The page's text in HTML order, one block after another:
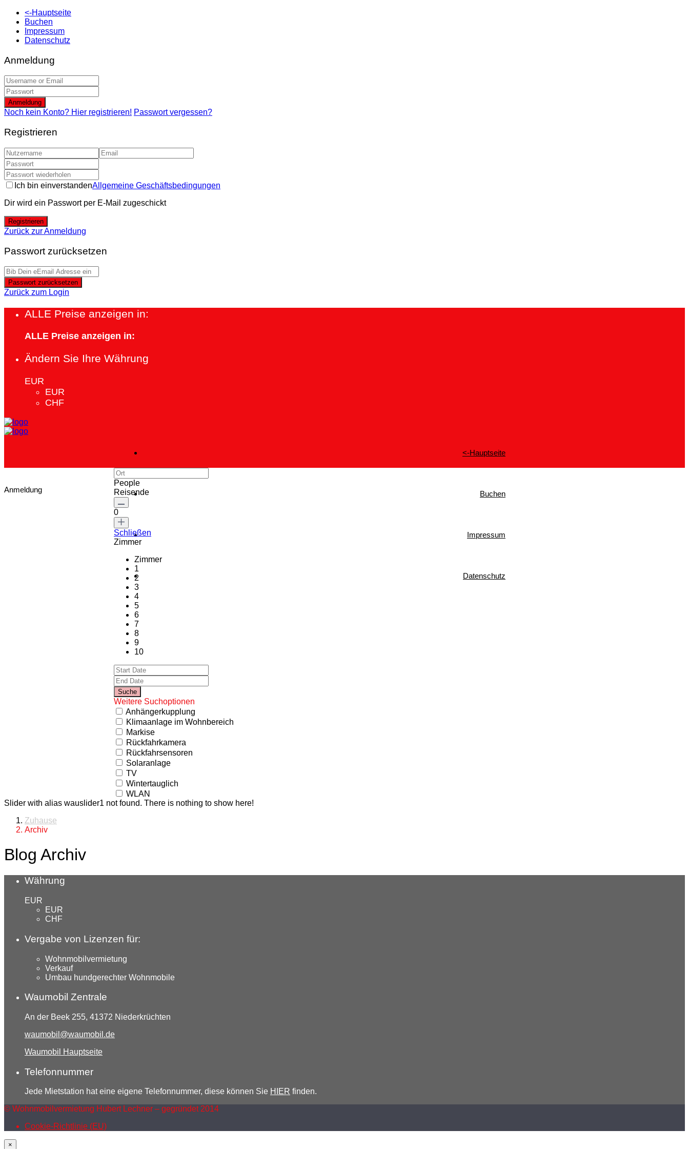
<-Hauptseite
Buchen
Impressum
Datenschutz
Anmeldung
Anmeldung
Noch kein Konto? Hier registrieren! Passwort vergessen?
Registrieren
Ich bin einverstandenAllgemeine Geschäftsbedingungen
Dir wird ein Passwort per E-Mail zugeschickt
Registrieren
Zurück zur Anmeldung
Passwort zurücksetzen
Passwort zurücksetzen
Zurück zum Login
ALLE Preise anzeigen in:
ALLE Preise anzeigen in:
Ändern Sie Ihre Währung
EUR
EUR
CHF
<-Hauptseite
Buchen
Impressum
Datenschutz
Anmeldung
People
Reisende
0
Schließen
Zimmer
Zimmer
1
2
3
4
5
6
7
8
9
10
Weitere Suchoptionen
Anhängerkupplung
Klimaanlage im Wohnbereich
Markise
Rückfahrkamera
Rückfahrsensoren
Solaranlage
TV
Wintertauglich
WLAN
Slider with alias wauslider1 not found. There is nothing to show here!
Zuhause
Archiv
Blog Archiv
Währung
EUR
EUR
CHF
Vergabe von Lizenzen für:
Wohnmobilvermietung
Verkauf
Umbau hundgerechter Wohnmobile
Waumobil Zentrale
An der Beek 255, 41372 Niederkrüchten
waumobil@waumobil.de
Waumobil Hauptseite
Telefonnummer
Jede Mietstation hat eine eigene Telefonnummer, diese können Sie HIER finden.
© Wohnmobilvermietung Hubert Lechner – gegründet 2014
Cookie-Richtlinie (EU)
×